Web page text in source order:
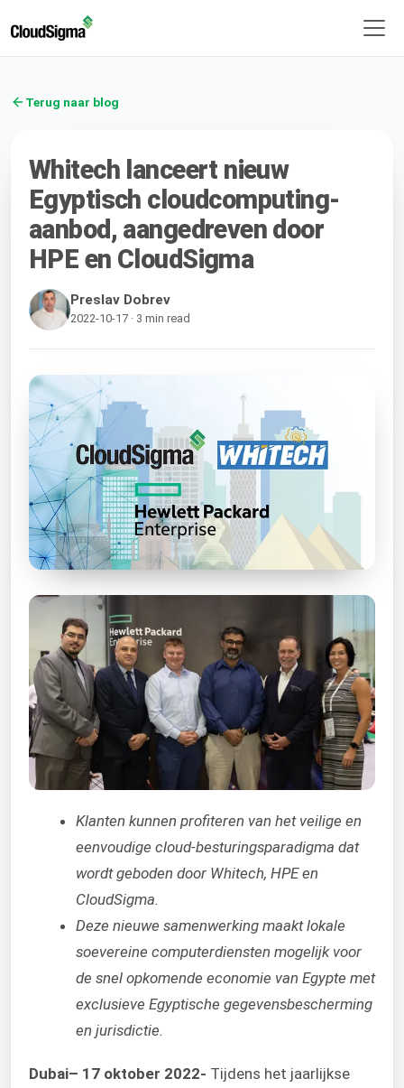
Terug naar blog
Whitech lanceert nieuw
Egyptisch cloudcomputing-
aanbod, aangedreven door
HPE en CloudSigma
Preslav Dobrev
2022-10-17 · 3 min read
Klanten kunnen profiteren van het veilige en
eenvoudige cloud-besturingsparadigma dat
wordt geboden door Whitech, HPE en
CloudSigma.
Deze nieuwe samenwerking maakt lokale
soevereine computerdiensten mogelijk voor
de snel opkomende economie van Egypte met
exclusieve Egyptische gegevensbescherming
en jurisdictie.
Dubai– 17 oktober 2022- Tijdens het jaarlijkse